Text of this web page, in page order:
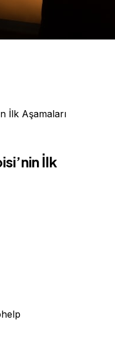
İlk Aşamaları
İlk